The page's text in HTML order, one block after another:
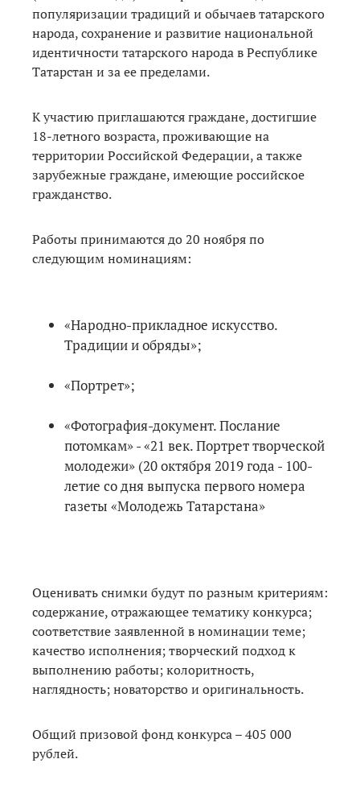
популяризации традиций и обычаев татарского
народа, сохранение и развитие национальной
идентичности татарского народа в Республике
Татарстан и за ее пределами.
К участию приглашаются граждане, достигшие
18-летного возраста, проживающие на
территории Российской Федерации, а также
зарубежные граждане, имеющие российское
гражданство.
Работы принимаются до 20 ноября по
следующим номинациям:
«Народно-прикладное искусство.
Традиции и обряды»;
«Портрет»;
«Фотография-документ. Послание
потомкам» - «21 век. Портрет творческой
молодежи» (20 октября 2019 года - 100-
летие со дня выпуска первого номера
газеты «Молодежь Татарстана»
Оценивать снимки будут по разным критериям:
содержание, отражающее тематику конкурса;
соответствие заявленной в номинации теме;
качество исполнения; творческий подход к
выполнению работы; колоритность,
наглядность; новаторство и оригинальность.
Общий призовой фонд конкурса – 405 000
рублей.